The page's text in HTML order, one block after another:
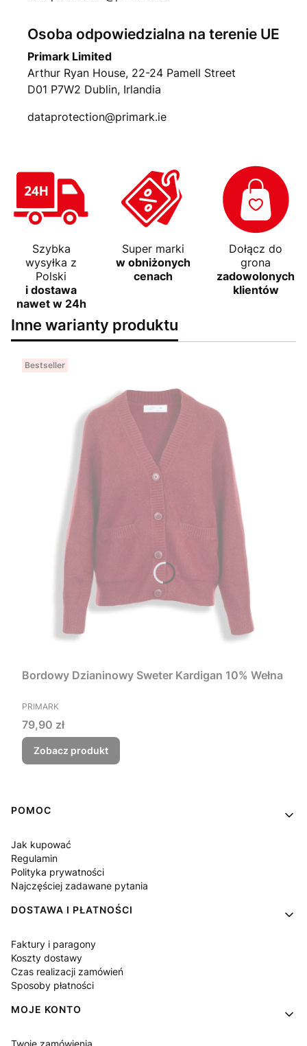
Osoba odpowiedzialna na terenie UE
Primark Limited
Arthur Ryan House, 22-24 Pamell Street
D01 P7W2 Dublin, Irlandia
dataprotection@primark.ie
Szybka
wysyłka z
Polski
i dostawa
nawet w 24h
Super marki
w obniżonych
cenach
Dołącz do
grona
zadowolonych
klientów
Inne warianty produktu
Bestseller
Bordowy Dzianinowy Sweter Kardigan 10% Wełna
PRODUCENT
PRIMARK
Cena
79,90 zł
Zobacz produkt
Linki w stopce
POMOC
Jak kupować
Regulamin
Polityka prywatności
Najczęściej zadawane pytania
DOSTAWA I PŁATNOŚCI
Faktury i paragony
Koszty dostawy
Czas realizacji zamówień
Sposoby płatności
MOJE KONTO
Twoje zamówienia